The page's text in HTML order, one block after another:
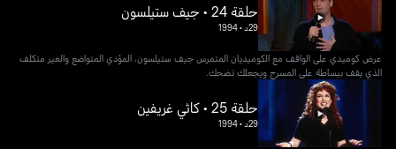
حلقة 24 • جيف ستيلسون
29د •
1994
عرض كوميدي على الواقف مع الكوميديان المتمرس جيف ستيلسون، المؤدي المتواضع والغير متكلف
الذي يقف ببساطة على المسرح ويجعلك تضحك.
حلقة 25 • كاثي غريفين
29د •
1994